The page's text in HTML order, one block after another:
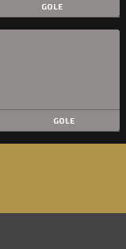
GOLE
GOLE